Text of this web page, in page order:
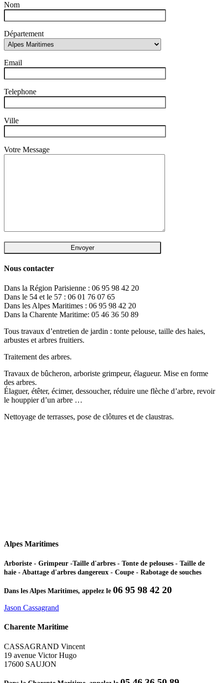
Nom
Département
Email
Telephone
Ville
Votre Message
Nous contacter
Dans la Région Parisienne : 06 95 98 42 20
Dans le 54 et le 57 : 06 01 76 07 65
Dans les Alpes Maritimes : 06 95 98 42 20
Dans la Charente Maritime: 05 46 36 50 89
Tous travaux d’entretien de jardin : tonte pelouse, taille des haies,
arbustes et arbres fruitiers.
Traitement des arbres.
Travaux de bûcheron, arboriste grimpeur, élagueur. Mise en forme
des arbres.
Élaguer, étêter, écimer, dessoucher, réduire une flèche d’arbre, revoir
le houppier d’un arbre …
Nettoyage de terrasses, pose de clôtures et de claustras.
Alpes Maritimes
Arboriste - Grimpeur -Taille d'arbres - Tonte de pelouses - Taille de
haie - Abattage d'arbres dangereux - Coupe - Rabotage de souches
Dans les Alpes Maritimes, appelez le 06 95 98 42 20
Jason Cassagrand
Charente Maritime
CASSAGRAND Vincent
19 avenue Victor Hugo
17600 SAUJON